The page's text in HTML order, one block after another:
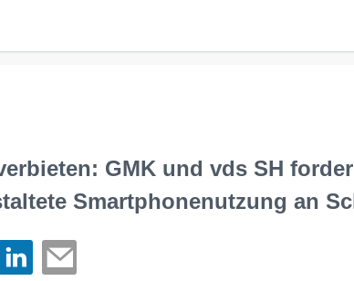
GMK und vds SH
Smartphonenutzung an